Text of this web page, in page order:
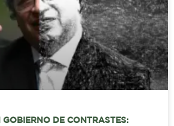
GOBIERNO DE CONTRASTES: